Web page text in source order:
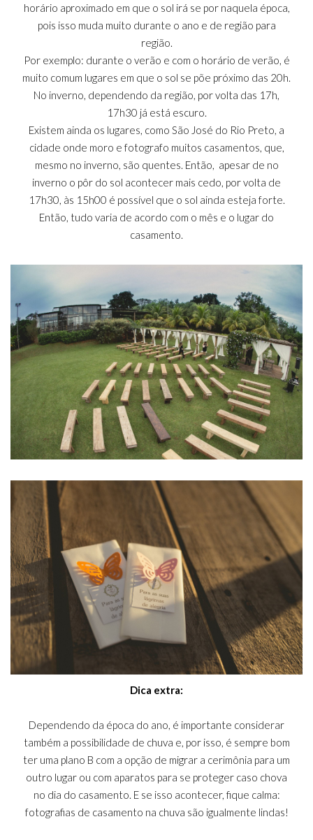
horário aproximado em que o sol irá se por naquela época,
pois isso muda muito durante o ano e de região para
região.
Por exemplo: durante o verão e com o horário de verão, é
muito comum lugares em que o sol se põe próximo das 20h.
No inverno, dependendo da região, por volta das 17h,
17h30 já está escuro.
Existem ainda os lugares, como São José do Rio Preto, a
cidade onde moro e fotografo muitos casamentos, que,
mesmo no inverno, são quentes. Então, apesar de no
inverno o pôr do sol acontecer mais cedo, por volta de
17h30, às 15h00 é possível que o sol ainda esteja forte.
Então, tudo varia de acordo com o mês e o lugar do
casamento.
Dica extra:
Dependendo da época do ano, é importante considerar
também a possibilidade de chuva e, por isso, é sempre bom
ter uma plano B com a opção de migrar a cerimônia para um
outro lugar ou com aparatos para se proteger caso chova
no dia do casamento. E se isso acontecer, fique calma:
fotografias de casamento na chuva são igualmente lindas!